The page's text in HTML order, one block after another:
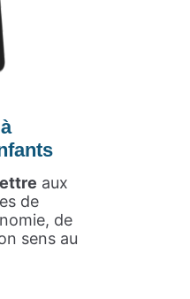
aux
de
de
sens au